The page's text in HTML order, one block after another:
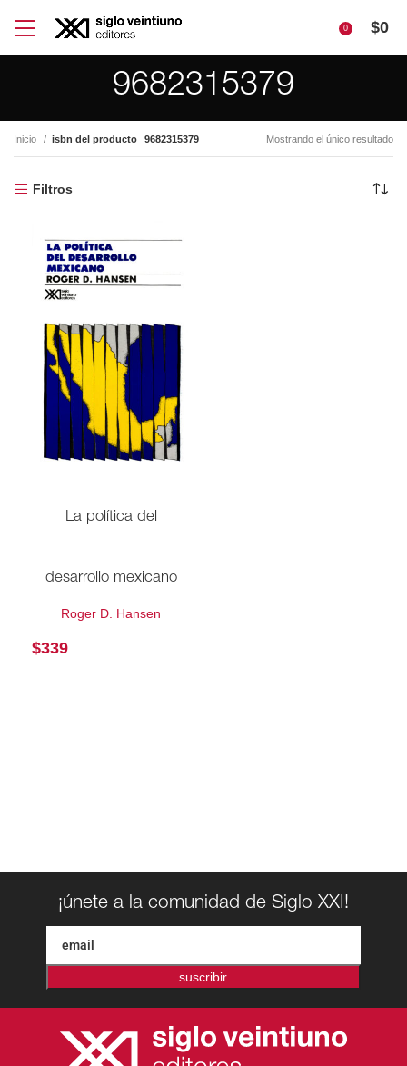
0 $0
9682315379
Inicio isbn del producto 9682315379 Mostrando el único resultado
Filtros
La política del
desarrollo mexicano
Roger D. Hansen
$339
¡únete a la comunidad de Siglo XXI!
suscribir